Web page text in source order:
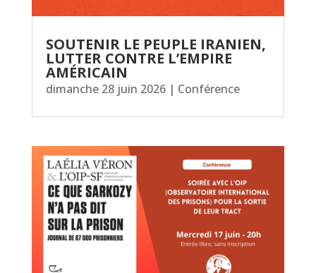
SOUTENIR LE PEUPLE IRANIEN,
LUTTER CONTRE L’EMPIRE
AMÉRICAIN
dimanche 28 juin 2026| Conférence